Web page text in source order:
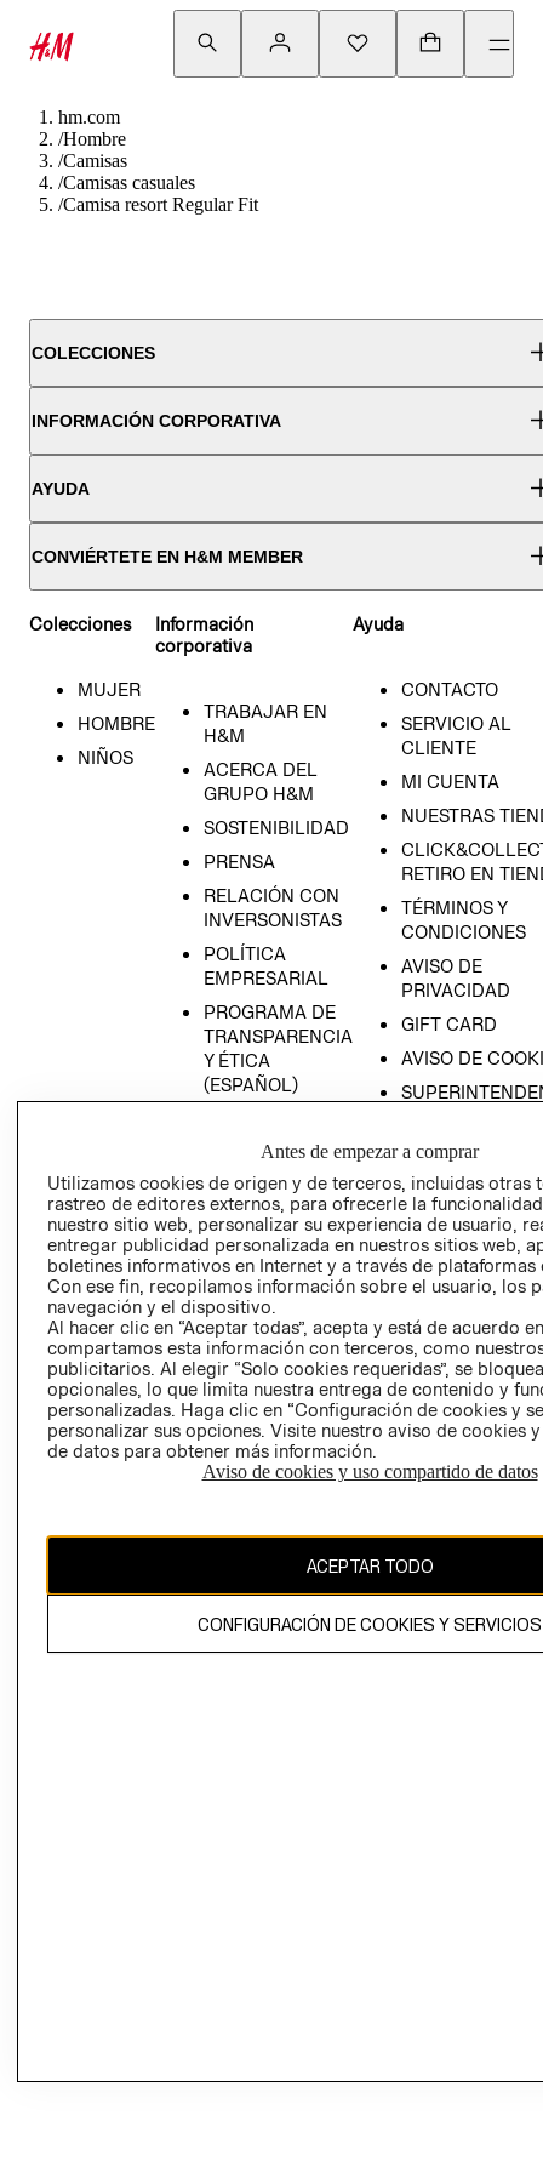
hm.com
/Hombre
/Camisas
/Camisas casuales
/Camisa resort Regular Fit
COLECCIONES
INFORMACIÓN CORPORATIVA
AYUDA
CONVIÉRTETE EN H&M MEMBER
Colecciones
MUJER
HOMBRE
NIÑOS
Información
corporativa
TRABAJAR EN
H&M
ACERCA DEL
GRUPO H&M
SOSTENIBILIDAD
PRENSA
RELACIÓN CON
INVERSONISTAS
POLÍTICA
EMPRESARIAL
PROGRAMA DE
TRANSPARENCIA
Y ÉTICA
(ESPAÑOL)
TRANSPARENCIA
Ayuda
CONTACTO
SERVICIO AL
CLIENTE
MI CUENTA
NUESTRAS
RETIRO EN
TÉRMINOS Y
CONDICIONES
AVISO DE
PRIVACIDAD
GIFT CARD
AVISO DE
PETICIONES
QUEJAS Y
RECLAMOS
Colombia ($)
CAMBIAR REGIÓN
El contenido de esta página web está protegido por copyright y es
propiedad de H&M Hennes & Mauritz AB.
Antes de empezar a comprar
Utilizamos cookies de origen y de terceros, incluidas otras
rastreo de editores externos, para ofrecerle la
nuestro sitio web, personalizar su experiencia de usuario,
entregar publicidad personalizada en nuestros sitios web,
boletines informativos en Internet y a través de plataformas
Con ese fin, recopilamos información sobre el usuario, los
navegación y el dispositivo.
Al hacer clic en “Aceptar todas”, acepta y está de acuerdo
compartamos esta información con terceros, como
publicitarios. Al elegir “Solo cookies requeridas”, se
opcionales, lo que limita nuestra entrega de contenido y
personalizadas. Haga clic en “Configuración de cookies y
personalizar sus opciones. Visite nuestro aviso de cookies
de datos para obtener más información.
Aviso de cookies y uso compartido de datos
ACEPTAR TODO
CONFIGURACIÓN DE COOKIES Y SERVICIOS